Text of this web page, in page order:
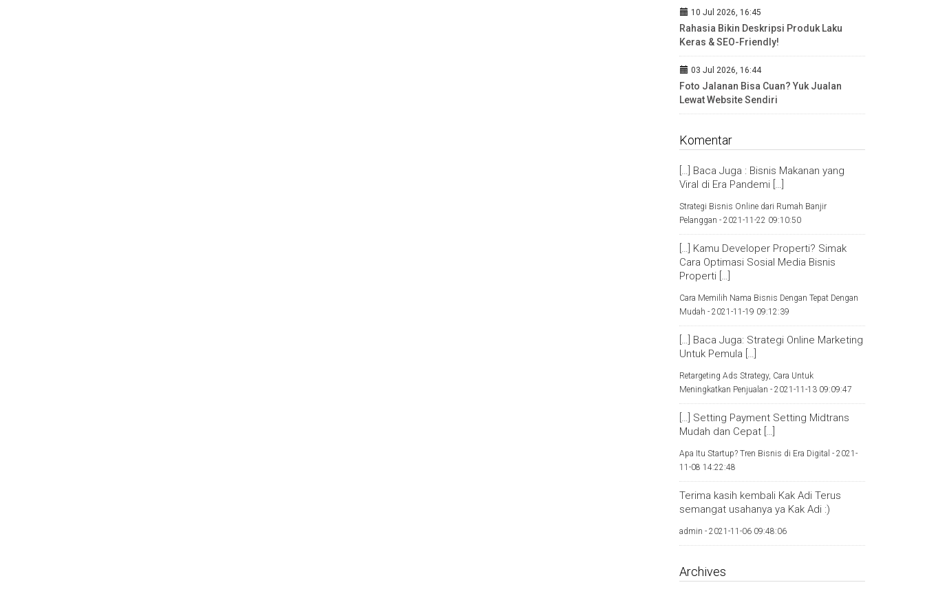
10 Jul 2026, 16:45
Rahasia Bikin Deskripsi Produk Laku
Keras & SEO-Friendly!
03 Jul 2026, 16:44
Foto Jalanan Bisa Cuan? Yuk Jualan
Lewat Website Sendiri
Komentar
[…] Baca Juga : Bisnis Makanan yang
Viral di Era Pandemi […]
Strategi Bisnis Online dari Rumah Banjir
Pelanggan - 2021-11-22 09:10:50
[…] Kamu Developer Properti? Simak
Cara Optimasi Sosial Media Bisnis
Properti […]
Cara Memilih Nama Bisnis Dengan Tepat Dengan
Mudah - 2021-11-19 09:12:39
[…] Baca Juga: Strategi Online Marketing
Untuk Pemula […]
Retargeting Ads Strategy, Cara Untuk
Meningkatkan Penjualan - 2021-11-13 09:09:47
[…] Setting Payment Setting Midtrans
Mudah dan Cepat […]
Apa Itu Startup? Tren Bisnis di Era Digital - 2021-
11-08 14:22:48
Terima kasih kembali Kak Adi Terus
semangat usahanya ya Kak Adi :)
admin - 2021-11-06 09:48:06
Archives